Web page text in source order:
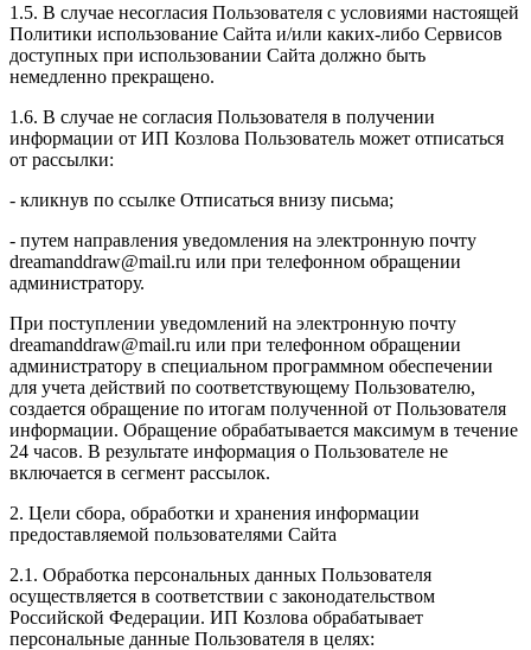
1.5. В случае несогласия Пользователя с условиями настоящей
Политики использование Сайта и/или каких-либо Сервисов
доступных при использовании Сайта должно быть
немедленно прекращено.
1.6. В случае не согласия Пользователя в получении
информации от ИП Козлова Пользователь может отписаться
от рассылки:
- кликнув по ссылке Отписаться внизу письма;
- путем направления уведомления на электронную почту
dreamanddraw@mail.ru или при телефонном обращении
администратору.
При поступлении уведомлений на электронную почту
dreamanddraw@mail.ru или при телефонном обращении
администратору в специальном программном обеспечении
для учета действий по соответствующему Пользователю,
создается обращение по итогам полученной от Пользователя
информации. Обращение обрабатывается максимум в течение
24 часов. В результате информация о Пользователе не
включается в сегмент рассылок.
2. Цели сбора, обработки и хранения информации
предоставляемой пользователями Сайта
2.1. Обработка персональных данных Пользователя
осуществляется в соответствии с законодательством
Российской Федерации. ИП Козловa обрабатывает
персональные данные Пользователя в целях: